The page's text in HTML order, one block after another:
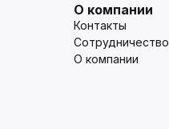
О компании
Контакты
Сотрудничество
О компании